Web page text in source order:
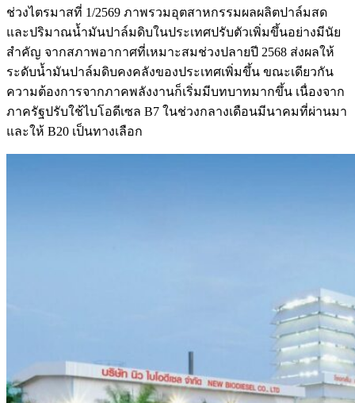
ช่วงไตรมาสที่ 1/2569 ภาพรวมอุตสาหกรรมผลผลิตปาล์มสด
และปริมาณน้ำมันปาล์มดิบในประเทศปรับตัวเพิ่มขึ้นอย่างมีนัย
สำคัญ จากสภาพอากาศที่เหมาะสมช่วงปลายปี 2568 ส่งผลให้
ระดับน้ำมันปาล์มดิบคงคลังของประเทศเพิ่มขึ้น ขณะเดียวกัน
ความต้องการจากภาคพลังงานก็เริ่มมีบทบาทมากขึ้น เนื่องจาก
ภาครัฐปรับใช้ไบโอดีเซล B7 ในช่วงกลางเดือนมีนาคมที่ผ่านมา
และให้ B20 เป็นทางเลือก